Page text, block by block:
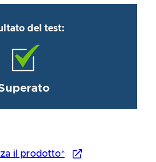
del test:
il prodotto*